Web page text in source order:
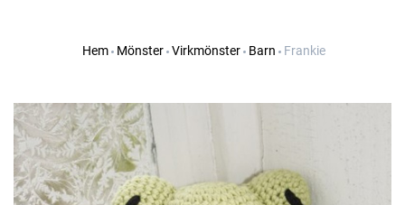
Hem Mönster Virkmönster Barn Frankie